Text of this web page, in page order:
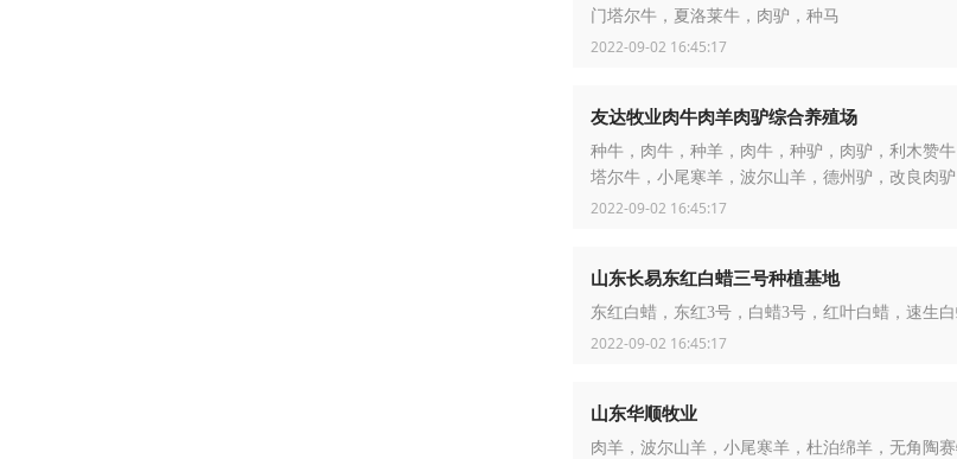
门塔尔牛，夏洛莱牛，肉驴，种马
2022-09-02 16:45:17
友达牧业肉牛肉羊肉驴综合养殖场
种牛，肉牛，种羊，肉牛，种驴，肉驴，利木赞
塔尔牛，小尾寒羊，波尔山羊，德州驴，改良肉驴
2022-09-02 16:45:17
山东长易东红白蜡三号种植基地
东红白蜡，东红3号，白蜡3号，红叶白蜡，速生
2022-09-02 16:45:17
山东华顺牧业
肉羊，波尔山羊，小尾寒羊，杜泊绵羊，无角陶